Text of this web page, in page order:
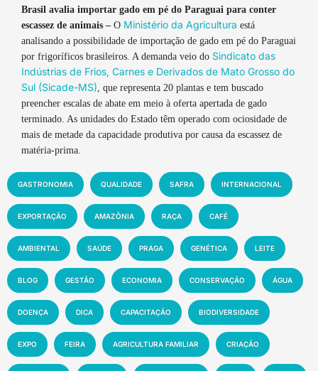
Brasil avalia importar gado em pé do Paraguai para conter
escassez de animais – O Ministério da Agricultura está
analisando a possibilidade de importação de gado em pé do Paraguai
por frigoríficos brasileiros. A demanda veio do Sindicato das
Indústrias de Frios, Carnes e Derivados de Mato Grosso do
Sul (Sicade-MS), que representa 20 plantas e tem buscado
preencher escalas de abate em meio à oferta apertada de gado
terminado. As unidades do Estado têm operado com ociosidade de
mais de metade da capacidade produtiva por causa da escassez de
matéria-prima.
GASTRONOMIA QUALIDADE SAFRA INTERNACIONAL
EXPORTAÇÃO AMAZÔNIA RAÇA CAFÉ
AMBIENTAL SAÚDE PRAGA GENÉTICA LEITE
BLOG GESTÃO ECONOMIA CONSERVAÇÃO ÁGUA
DOENÇA DICA CAPACITAÇÃO BIODIVERSIDADE
EXPO FEIRA AGRICULTURA FAMILIAR CRIAÇÃO